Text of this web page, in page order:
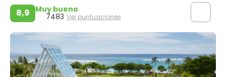
8,9 Muy bueno
7483 Ver puntuaciones